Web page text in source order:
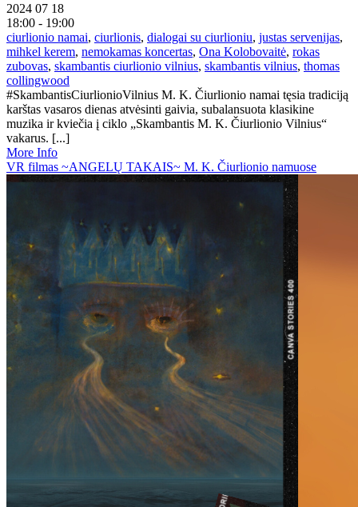
2024 07 18
18:00 - 19:00
ciurlionio namai, ciurlionis, dialogai su ciurlioniu, justas servenijas,
mihkel kerem, nemokamas koncertas, Ona Kolobovaitė, rokas
zubovas, skambantis ciurlionio vilnius, skambantis vilnius, thomas
collingwood
#SkambantisCiurlionioVilnius M. K. Čiurlionio namai tęsia tradiciją
karštas vasaros dienas atvėsinti gaivia, subalansuota klasikine
muzika ir kviečia į ciklo „Skambantis M. K. Čiurlionio Vilnius“
vakarus. [...]
More Info
VR filmas ~ANGELŲ TAKAIS~ M. K. Čiurlionio namuose